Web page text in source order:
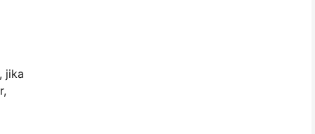
jika